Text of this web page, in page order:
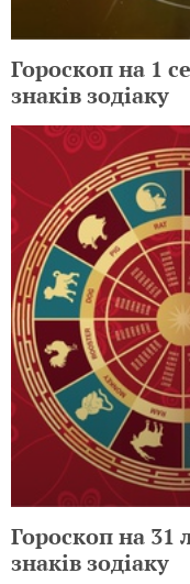
Гороскоп на 1
знаків зодіаку
Гороскоп на 31
знаків зодіаку